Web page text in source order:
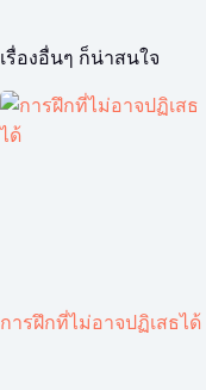
เรื่องอื่นๆ ก็น่าสนใจ
การฝึกที่ไม่อาจปฏิเสธได้